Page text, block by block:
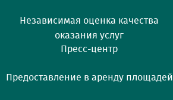
Независимая оценка качества
оказания услуг
Пресс-центр
Предоставление в аренду площадей